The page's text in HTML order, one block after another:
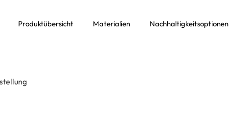
Produktübersicht Materialien Nachhaltigkeitsoptionen